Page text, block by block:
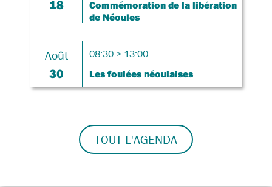
18
Commémoration de la libération
de Néoules
Août
30
08:30 > 13:00
Les foulées néoulaises
TOUT L'AGENDA